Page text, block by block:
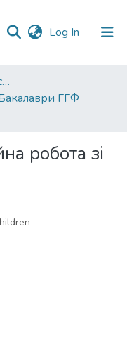
Log In (current)
01. Кваліфікаційні випускні роботи здобувачів вищої освіти
ГГФ
робота зі